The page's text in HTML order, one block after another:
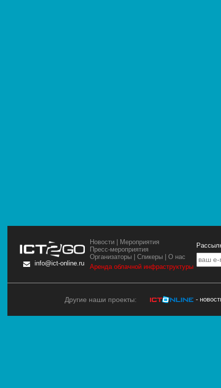
info@ict-online.ru
Новости | Мероприятия
Пресс-мероприятия
Организаторы |Спикеры |О нас
Аренда облачной инфраструктуры
Другие наши проекты: -